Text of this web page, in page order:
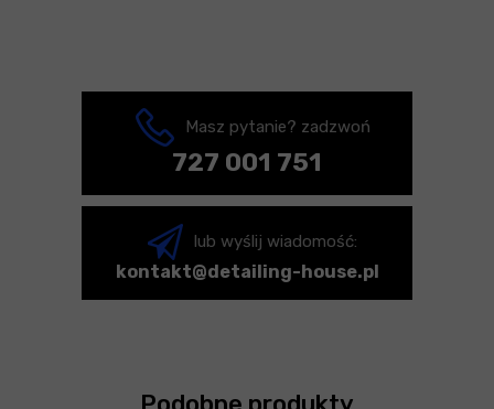
Masz pytanie? zadzwoń
727 001 751
lub wyślij wiadomość:
kontakt@detailing-house.pl